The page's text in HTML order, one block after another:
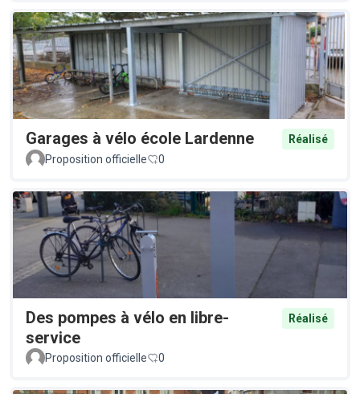
Garages à vélo école Lardenne
Réalisé
Proposition officielle
0
Des pompes à vélo en libre-
service
Réalisé
Proposition officielle 0